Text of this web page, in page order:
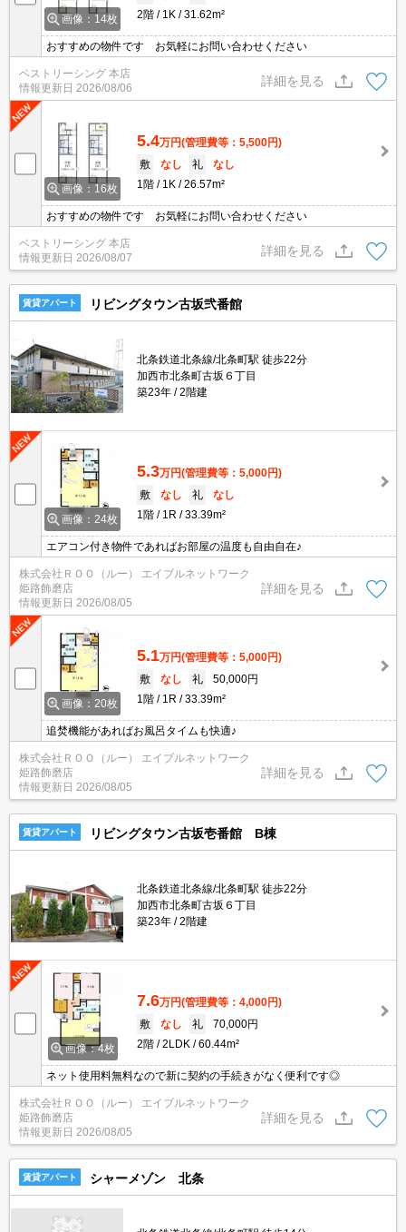
画像：14枚 2階 1K 31.62m²
おすすめの物件です お気軽にお問い合わせください
ベストリーシング 本店
情報更新日 2026/08/06
詳細を見る
画像：16枚
5.4万円(管理費等：5,500円)
敷
なし 礼
なし
1階
1K 26.57m²
おすすめの物件です お気軽にお問い合わせください
ベストリーシング 本店
情報更新日 2026/08/07
詳細を見る
賃貸アパート リビングタウン古坂弐番館
北条鉄道北条線/北条町駅 徒歩22分
加西市北条町古坂６丁目
築23年
2階建
画像：24枚
5.3万円(管理費等：5,000円)
敷
なし 礼
なし
1階
1R 33.39m²
エアコン付き物件であればお部屋の温度も自由自在♪
株式会社ＲＯＯ（ルー） エイブルネットワーク
姫路飾磨店
情報更新日 2026/08/05
詳細を見る
画像：20枚
5.1万円(管理費等：5,000円)
敷
なし 礼
50,000円
1階
1R 33.39m²
追焚機能があればお風呂タイムも快適♪
株式会社ＲＯＯ（ルー） エイブルネットワーク
姫路飾磨店
情報更新日 2026/08/05
詳細を見る
賃貸アパート リビングタウン古坂壱番館 B棟
北条鉄道北条線/北条町駅 徒歩22分
加西市北条町古坂６丁目
築23年
2階建
画像：4枚
7.6万円(管理費等：4,000円)
敷
なし 礼
70,000円
2階
2LDK 60.44m²
ネット使用料無料なので新に契約の手続きがなく便利です◎
株式会社ＲＯＯ（ルー） エイブルネットワーク
姫路飾磨店
情報更新日 2026/08/05
詳細を見る
賃貸アパート シャーメゾン 北条